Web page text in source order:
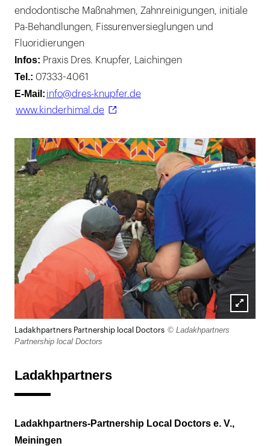
endodontische Maßnahmen, Zahnreinigungen, initiale
Pa-Behandlungen, Fissurenversieglungen und
Fluoridierungen
Infos: Praxis Dres. Knupfer, Laichingen
Tel.: 07333-4061
E-Mail: info@dres-knupfer.de
www.kinderhimal.de
Ladakhpartners Partnership local Doctors © Ladakhpartners
Partnership local Doctors
Ladakhpartners
Ladakhpartners-Partnership Local Doctors e. V.,
Meiningen